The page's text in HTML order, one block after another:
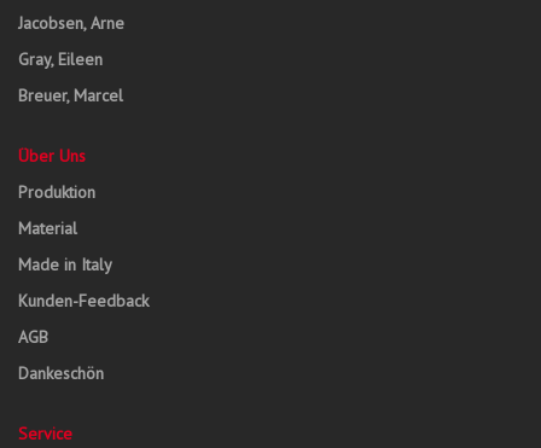
Jacobsen, Arne
Gray, Eileen
Breuer, Marcel
Über Uns
Produktion
Material
Made in Italy
Kunden-Feedback
AGB
Dankeschön
Service